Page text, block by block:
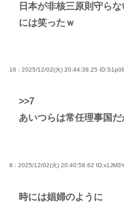
日本が非核三原則守ら
には笑ったｗ
16 : 2025/12/02(火) 20:44:38.25
>>7
あいつらは常任理事国だ
8 : 2025/12/02(火) 20:40:58.62
時には娼婦のように